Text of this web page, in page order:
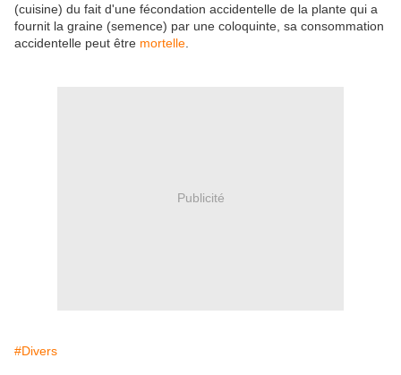
(cuisine) du fait d'une fécondation accidentelle de la plante qui a
fournit la graine (semence) par une coloquinte, sa consommation
accidentelle peut être mortelle
Publicité
#Divers